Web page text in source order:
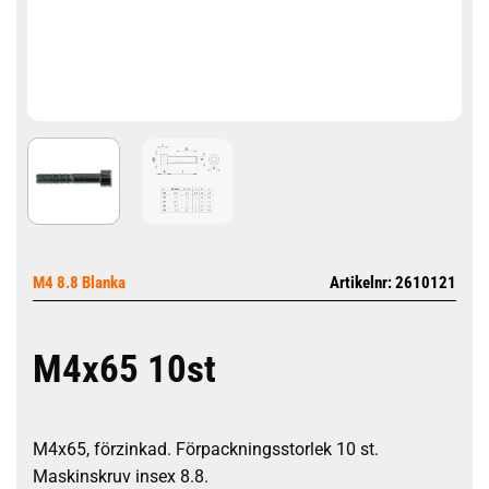
M4 8.8 Blanka Artikelnr: 2610121
M4x65 10st
M4x65, förzinkad. Förpackningsstorlek 10 st.
Maskinskruv insex 8.8.